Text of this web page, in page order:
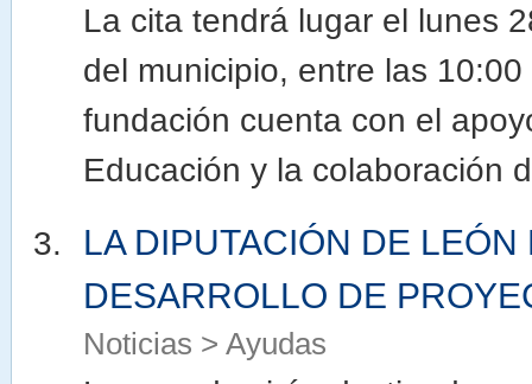
La cita tendrá lugar el lunes
del municipio, entre las
fundación cuenta con el
Educación y la colaboración
LA DIPUTACIÓN DE
DESARROLLO DE
Noticias > Ayudas